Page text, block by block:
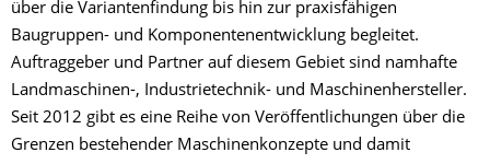
über die Variantenfindung bis hin zur praxisfähigen
Baugruppen- und Komponentenentwicklung begleitet.
Auftraggeber und Partner auf diesem Gebiet sind namhafte
Landmaschinen-, Industrietechnik- und Maschinenhersteller.
Seit 2012 gibt es eine Reihe von Veröffentlichungen über die
Grenzen bestehender Maschinenkonzepte und damit